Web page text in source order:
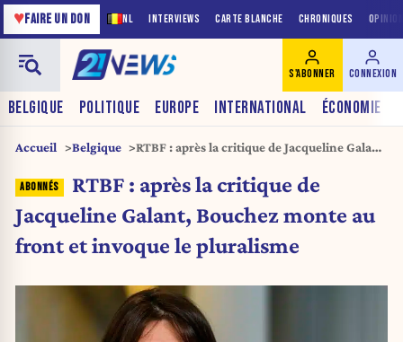
NL INTERVIEWS CARTE BLANCHE CHRONIQUES
♥FAIRE UN DON
BELGIQUE POLITIQUE EUROPE INTERNATIONAL ÉCONOMIE
S'ABONNER CONNEXION
Accueil Belgique
RTBF : après la critique de Jacqueline Galant,
pluralisme
RTBF : après la critique de
Jacqueline Galant, Bouchez monte au
front et invoque le pluralisme